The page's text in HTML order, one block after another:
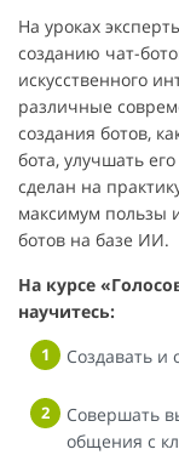
На уроках
созданию чат-
искусственного
различные
создания ботов,
бота, улучшать
сделан на
максимум пользы
ботов на базе ИИ.
На курсе
научитесь:
Создавать и
Совершать
общения с